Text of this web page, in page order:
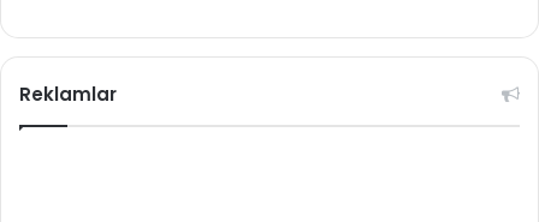
Reklamlar